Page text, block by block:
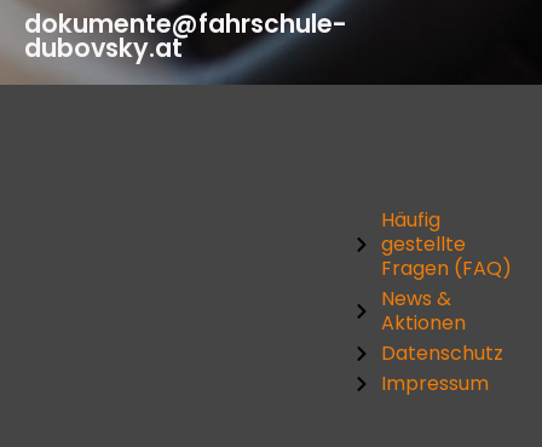
dokumente@fahrschule-
dubovsky.at
Häufig
gestellte
Fragen (FAQ)
News &
Aktionen
Datenschutz
Impressum